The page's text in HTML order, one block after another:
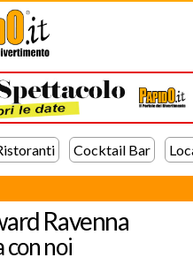
Cocktail Bar
Ravenna
con noi